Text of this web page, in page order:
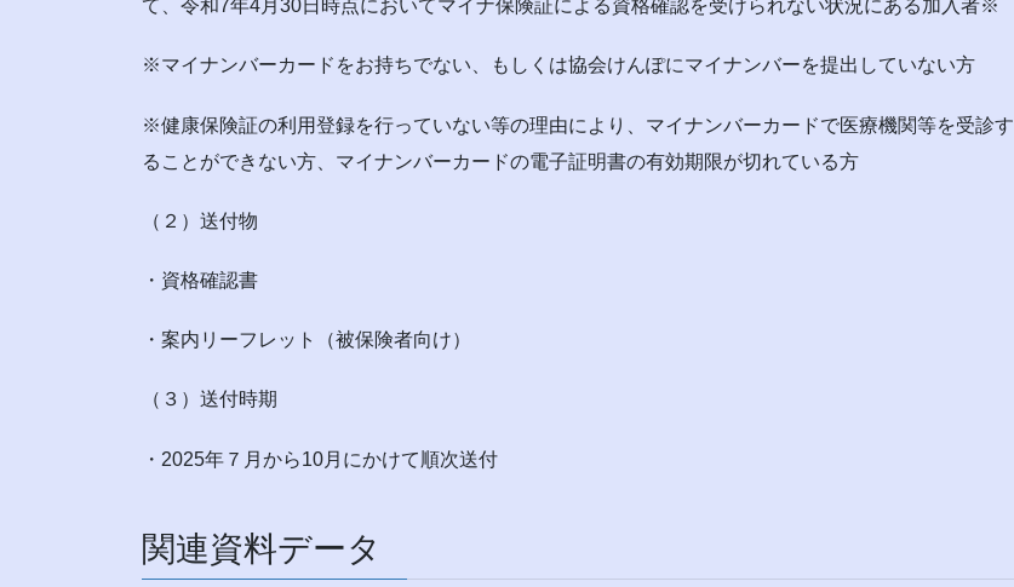
て、令和7年4月30日時点においてマイナ保険証による資格確認を受けられない状況にある加入者※
※マイナンバーカードをお持ちでない、もしくは協会けんぽにマイナンバーを提出していない方
※健康保険証の利用登録を行っていない等の理由により、マイナンバーカードで医療機関等を受診す
ることができない方、マイナンバーカードの電子証明書の有効期限が切れている方
（２）送付物
・資格確認書
・ 案内リーフレット（被保険者向け）
（３）送付時期
・2025年７月から10月にかけて順次送付
関連資料データ